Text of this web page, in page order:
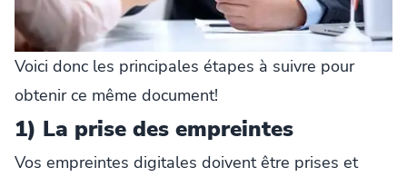
Voici donc les principales étapes à suivre pour
obtenir ce même document!
1) La prise des empreintes
Vos empreintes digitales doivent être prises et